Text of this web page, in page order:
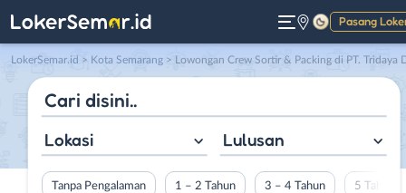
Pasang
Gelap
LokerSemar.id > Kota Semarang > Lowongan Crew Sortir & Packing di PT. Tridaya Dimensi
Lokasi Lulusan
Tanpa Pengalaman 1 – 2 Tahun 3 – 4 Tahun 5 Tahun